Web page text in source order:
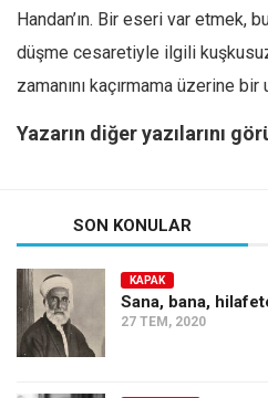
Handan’ın. Bir eseri var etmek,
düşme cesaretiyle ilgili
zamanını kaçırmama üzerine bir
Yazarın diğer yazılarını
SON KONULAR
KAPAK
Sana, bana,
27 TEM, 2020